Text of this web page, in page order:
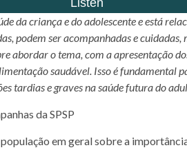
da criança e do adolescente e está
podem ser acompanhadas e
abordar o tema, com a apresentação
saudável. Isso é fundamental
tardias e graves na saúde futura do
da SPSP
em geral sobre a